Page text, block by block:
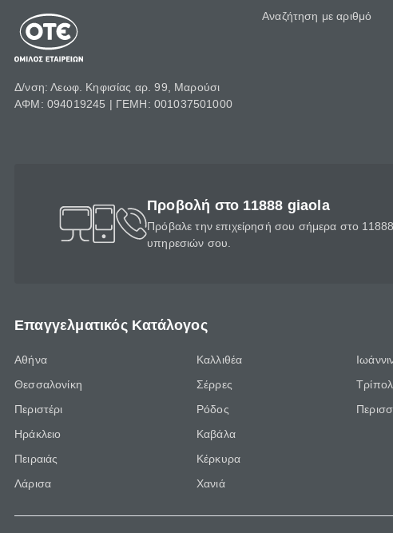
Δ/νση: Λεωφ. Κηφισίας αρ. 99, Μαρούσι
ΑΦΜ: 094019245 | ΓΕΜΗ: 001037501000
Αναζήτηση με αριθμό
Προβολή στο 11888 giaola
Πρόβαλε την επιχείρησή σου σήμερα στο
υπηρεσιών σου.
Επαγγελματικός Κατάλογος
Αθήνα
Θεσσαλονίκη
Περιστέρι
Ηράκλειο
Πειραιάς
Λάρισα
Καλλιθέα
Σέρρες
Ρόδος
Καβάλα
Κέρκυρα
Χανιά